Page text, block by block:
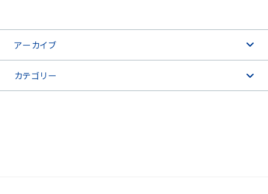
アーカイブ
カテゴリー